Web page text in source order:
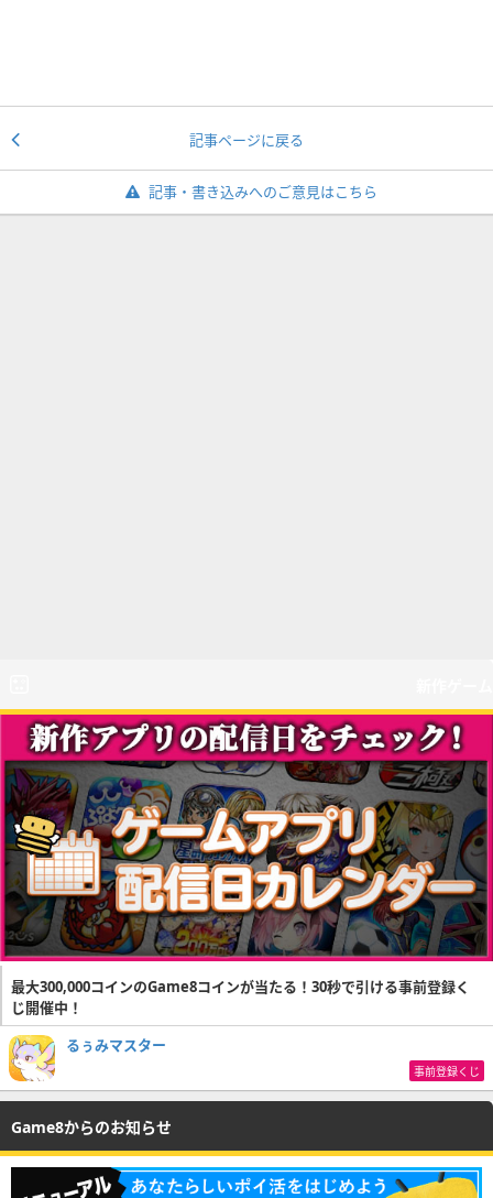
記事ページに戻る
記事・書き込みへのご意見はこちら
最大300,000コインのGame8コインが当たる！30秒で引ける事前登録く
じ開催中！
るぅみマスター
事前登録くじ
Game8からのお知らせ